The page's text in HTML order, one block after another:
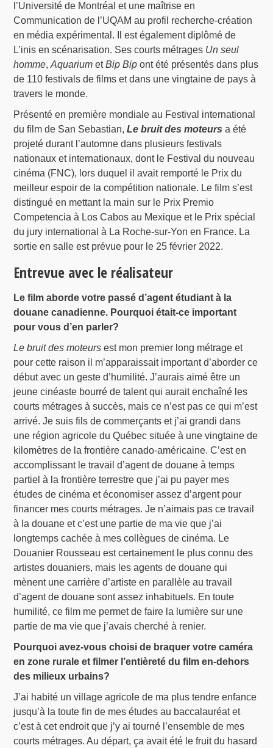
l’Université de Montréal et une maîtrise en
Communication de l’UQAM au profil recherche-création
en média expérimental. Il est également diplômé de
L’inis en scénarisation. Ses courts métrages Un seul
homme,Aquarium etBip Bip ont été présentés dans plus
de 110 festivals de films et dans une vingtaine de pays à
travers le monde.
Présenté en première mondiale au Festival international
du film de San Sebastian,Le bruit des moteurs a été
projeté durant l’automne dans plusieurs festivals
nationaux et internationaux, dont le Festival du nouveau
cinéma (FNC), lors duquel il avait remporté le Prix du
meilleur espoir de la compétition nationale. Le film s’est
distingué en mettant la main sur le Prix Premio
Competencia à Los Cabos au Mexique et le Prix spécial
du jury international à La Roche-sur-Yon en France. La
sortie en salle est prévue pour le 25 février 2022.
Entrevue avec le réalisateur
Le film aborde votre passé d’agent étudiant à la
douane canadienne. Pourquoi était-ce important
pour vous d’en parler?
Le bruit des moteurs est mon premier long métrage et
pour cette raison il m’apparaissait important d’aborder ce
début avec un geste d’humilité. J’aurais aimé être un
jeune cinéaste bourré de talent qui aurait enchaîné les
courts métrages à succès, mais ce n’est pas ce qui m’est
arrivé. Je suis fils de commerçants et j’ai grandi dans
une région agricole du Québec située à une vingtaine de
kilomètres de la frontière canado-américaine. C’est en
accomplissant le travail d’agent de douane à temps
partiel à la frontière terrestre que j’ai pu payer mes
études de cinéma et économiser assez d’argent pour
financer mes courts métrages. Je n’aimais pas ce travail
à la douane et c’est une partie de ma vie que j’ai
longtemps cachée à mes collègues de cinéma. Le
Douanier Rousseau est certainement le plus connu des
artistes douaniers, mais les agents de douane qui
mènent une carrière d’artiste en parallèle au travail
d’agent de douane sont assez inhabituels. En toute
humilité, ce film me permet de faire la lumière sur une
partie de ma vie que j’avais cherché à renier.
Pourquoi avez-vous choisi de braquer votre caméra
en zone rurale et filmer l’entièreté du film en-dehors
des milieux urbains?
J’ai habité un village agricole de ma plus tendre enfance
jusqu’à la toute fin de mes études au baccalauréat et
c’est à cet endroit que j’y ai tourné l’ensemble de mes
courts métrages. Au départ, ça avait été le fruit du hasard